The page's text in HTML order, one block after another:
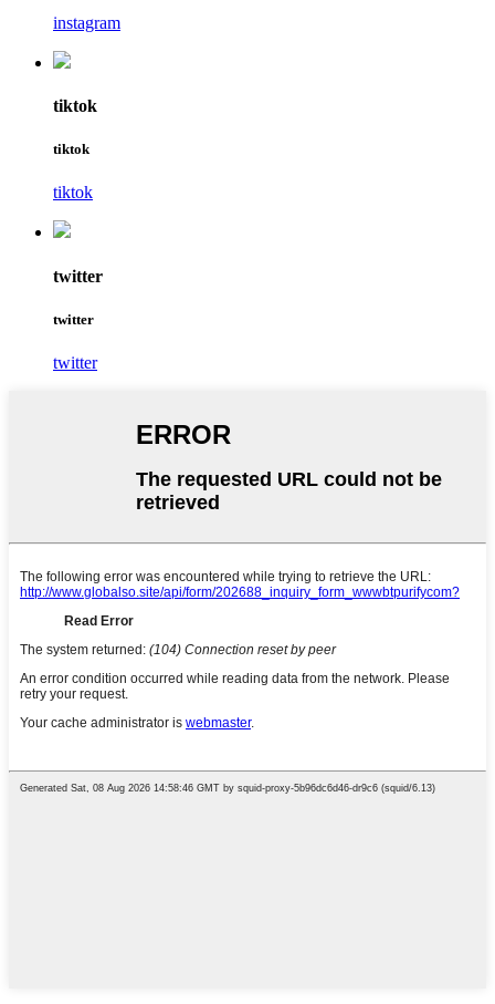
instagram
tiktok
tiktok
tiktok
twitter
twitter
twitter